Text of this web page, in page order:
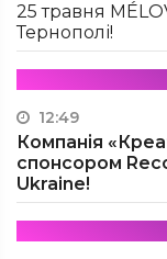
25 травня
Тернополі!
12:49
Компанія
спонсором
Ukraine!